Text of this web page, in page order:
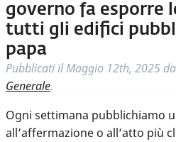
governo fa esporre
tutti gli edifici
papa
Pubblicati ilMaggio 12th, 2025 da
Generale.
Ogni settimana pubblichiamo
all’affermazione o all’atto più